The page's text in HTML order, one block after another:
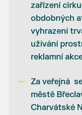
zařízení
obdobných
vyhrazení
užívání
reklamní
Za veřejná
městě
Charvátské